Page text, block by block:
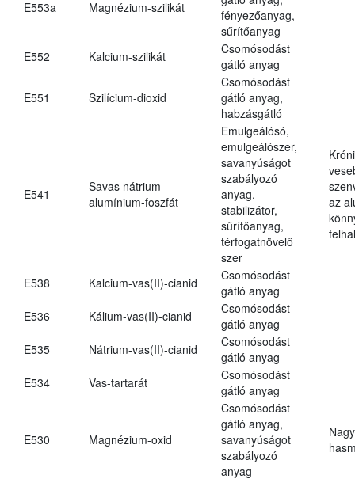
E553a Magnézium-szilikát
fényezőanyag,
sűrítőanyag
E552
Kalcium-szilikát
Csomósodást
gátló anyag
E551 Szilícium-dioxid
Csomósodást
gátló anyag,
habzásgátló
E541
Savas nátrium-
alumínium-foszfát
Emulgeálósó,
emulgeálószer,
savanyúságot
szabályozó
anyag,
stabilizátor,
sűrítőanyag,
térfogatnövelő
szer
az
E538 Kalcium-vas(II)-cianid
Csomósodást
gátló anyag
E536
Kálium-vas(II)-cianid
Csomósodást
gátló anyag
E535
Nátrium-vas(II)-cianid
Csomósodást
gátló anyag
E534
Vas-tartarát
Csomósodást
gátló anyag
E530 Magnézium-oxid
Csomósodást
gátló anyag,
savanyúságot
szabályozó
anyag